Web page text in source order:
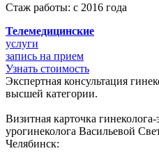
Стаж работы: с 2016 года
Телемедицинские
услуги
запись на прием
Узнать стоимость
Экспертная консультация
высшей категории.
Визитная карточка
урогинеколога Васильевой
Челябинск: